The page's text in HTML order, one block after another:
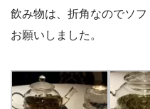
飲み物は、折角なのでソ
お願いしました。